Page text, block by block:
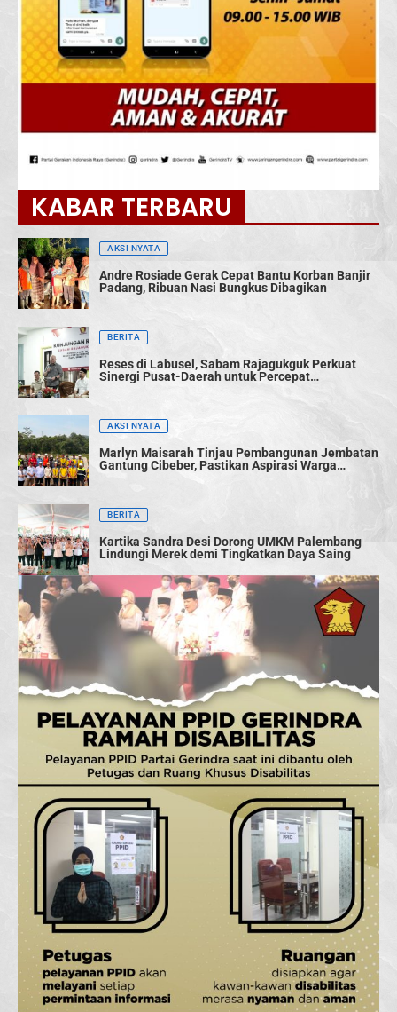
KABAR TERBARU
AKSI NYATA
Andre Rosiade Gerak Cepat Bantu Korban Banjir
Padang, Ribuan Nasi Bungkus Dibagikan
BERITA
Reses di Labusel, Sabam Rajagukguk Perkuat
Sinergi Pusat-Daerah untuk Percepat
AKSI NYATA
Marlyn Maisarah Tinjau Pembangunan Jembatan
Gantung Cibeber, Pastikan Aspirasi Warga
BERITA
Kartika Sandra Desi Dorong UMKM Palembang
Lindungi Merek demi Tingkatkan Daya Saing